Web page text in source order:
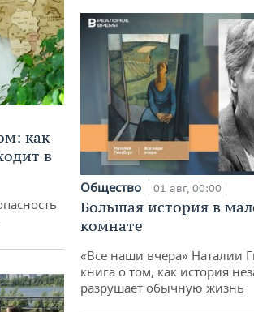
как
в
Общество 01 авг, 00:00
Большая история в
комнате
«Все наши вчера» Наталии
книга о том, как история
разрушает обычную жизнь